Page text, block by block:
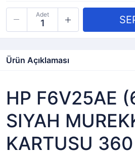
Adet
Ürün Açıklaması
HP F6V25AE
SIYAH
KARTUSU